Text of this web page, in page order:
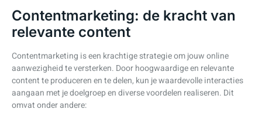
Contentmarketing: de kracht van
relevante content
Contentmarketing is een krachtige strategie om jouw online
aanwezigheid te versterken. Door hoogwaardige en relevante
content te produceren en te delen, kun je waardevolle interacties
aangaan met je doelgroep en diverse voordelen realiseren. Dit
omvat onder andere: